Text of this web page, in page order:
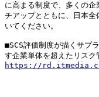
に高まる制度で、多くの
チアップとともに、日本
いてください。
■SCS評価制度が描くサプ
https://
（編